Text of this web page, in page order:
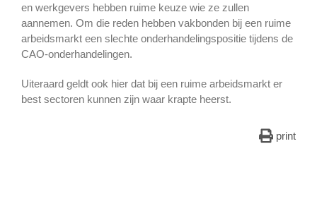
en werkgevers hebben ruime keuze wie ze zullen
aannemen. Om die reden hebben vakbonden bij een ruime
arbeidsmarkt een slechte onderhandelingspositie tijdens de
CAO-onderhandelingen.
Uiteraard geldt ook hier dat bij een ruime arbeidsmarkt er
best sectoren kunnen zijn waar krapte heerst.
print